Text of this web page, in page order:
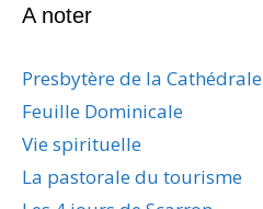
i
e
s
A noter
Presbytère de la Cathédrale
Feuille Dominicale
Vie spirituelle
La pastorale du tourisme